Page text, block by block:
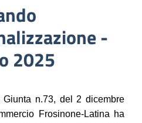
-
2025
n.73, del 2 dicembre
Frosinone-Latina ha